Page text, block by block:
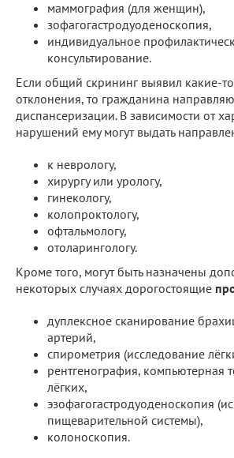
маммография (для женщин),
зофагогастродуоденоскопия,
индивидуальное
консультирование.
Если общий скрининг выявил какие-
отклонения, то гражданина
диспансеризации. В зависимости от
нарушений ему могут выдать
к неврологу,
хирургу или урологу,
гинекологу,
колопроктологу,
офтальмологу,
отоларингологу.
Кроме того, могут быть назначены
некоторых случаях дорогостоящие
дуплексное сканирование
артерий,
спирометрия (исследование
рентгенография, компьютерная
лёгких,
эзофагогастродуоденоскопия
пищеварительной системы),
колоноскопия.